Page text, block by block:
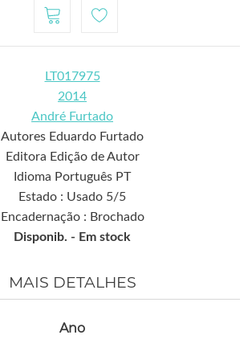
LT017975
2014
André Furtado
Autores Eduardo Furtado
Editora Edição de Autor
Idioma Português PT
Estado : Usado 5/5
Encadernação : Brochado
Disponib. - Em stock
MAIS DETALHES
Ano